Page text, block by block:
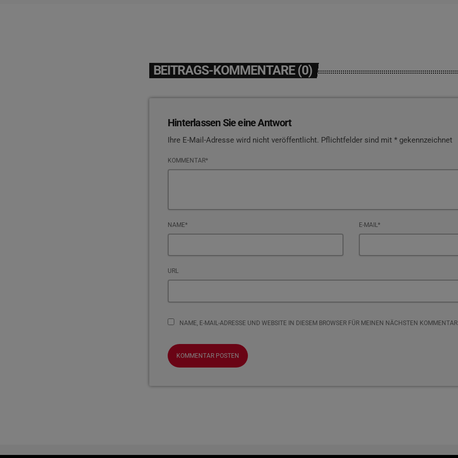
BEITRAGS-KOMMENTARE (0)
Hinterlassen Sie eine Antwort
Ihre E-Mail-Adresse wird nicht veröffentlicht. Pflichtfelder sind mit * gekennzeichnet
KOMMENTAR*
NAME* E-MAIL*
URL
NAME, E-MAIL-ADRESSE UND WEBSITE IN DIESEM BROWSER FÜR MEINEN NÄCHSTEN